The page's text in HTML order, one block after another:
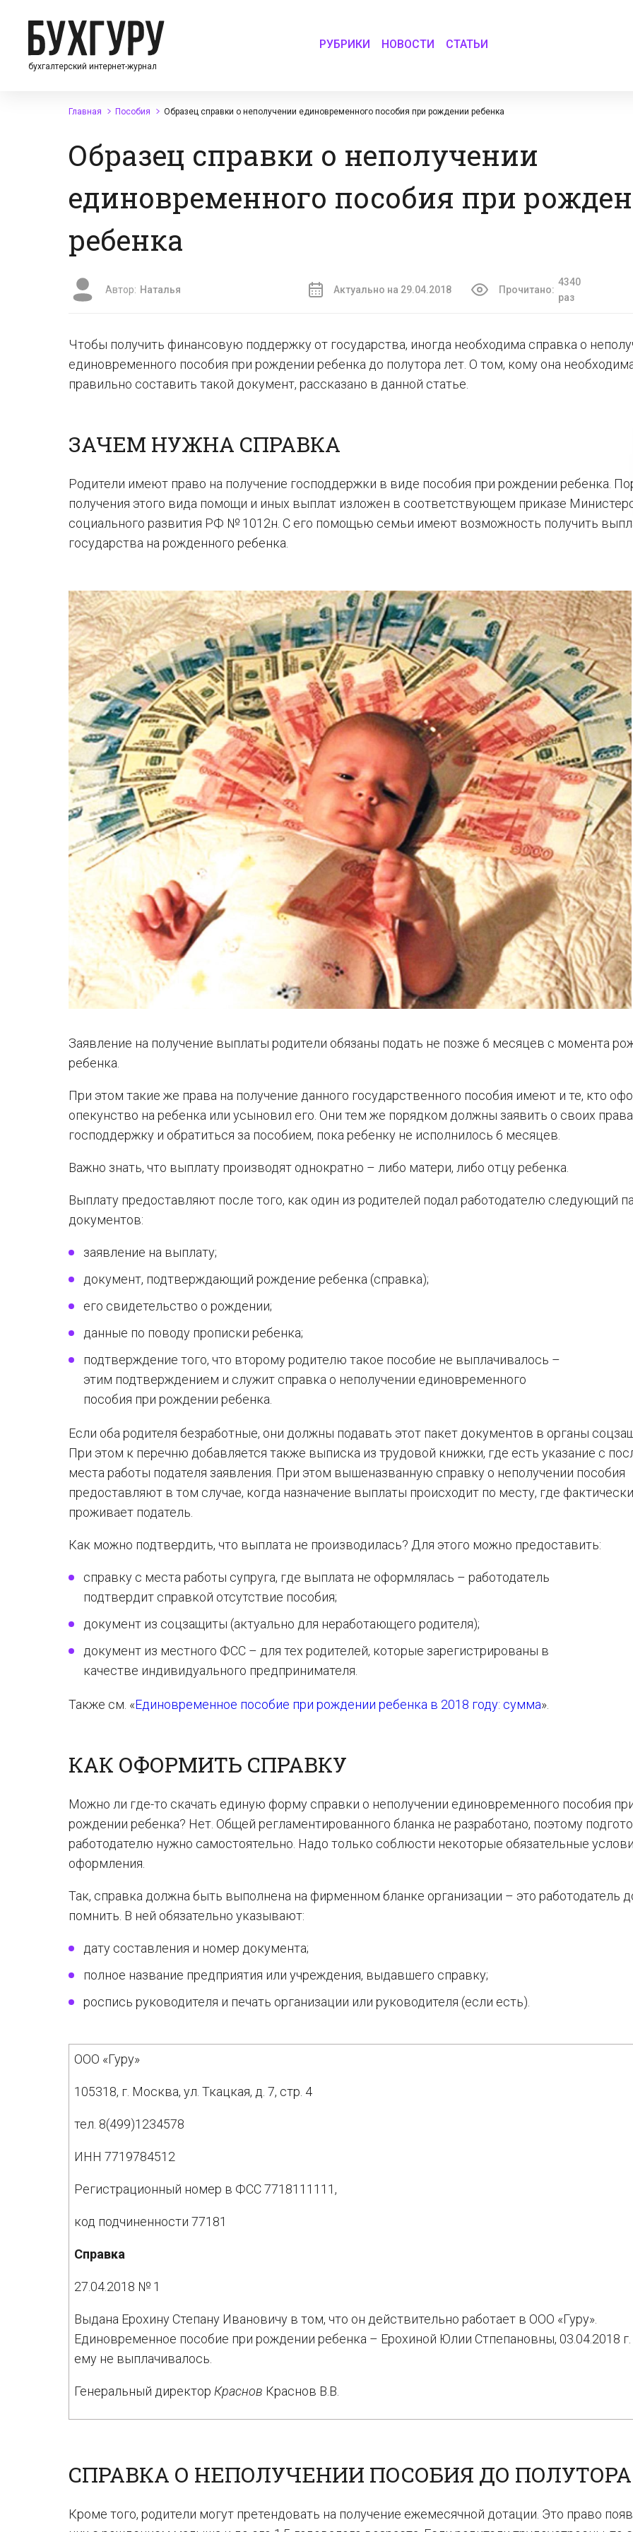
бухгалтерский интернет-журнал
РУБРИКИ НОВОСТИ СТАТЬИ
Главная Пособия Образец справки о неполучении единовременного пособия при рождении ребенка
Образец справки о неполучении
единовременного пособия при
ребенка
Автор: Наталья Актуально на 29.04.2018 Прочитано:
4340
раз
Чтобы получить финансовую поддержку от государства, иногда необходима справка о
единовременного пособия при рождении ребенка до полутора лет. О том, кому она
правильно составить такой документ, рассказано в данной статье.
ЗАЧЕМ НУЖНА СПРАВКА
Родители имеют право на получение господдержки в виде пособия при рождении ребенка.
получения этого вида помощи и иных выплат изложен в соответствующем приказе
социального развития РФ № 1012н. С его помощью семьи имеют возможность получить
государства на рожденного ребенка.
Заявление на получение выплаты родители обязаны подать не позже 6 месяцев с момента
ребенка.
При этом такие же права на получение данного государственного пособия имеют и те, кто
опекунство на ребенка или усыновил его. Они тем же порядком должны заявить о своих
господдержку и обратиться за пособием, пока ребенку не исполнилось 6 месяцев.
Важно знать, что выплату производят однократно – либо матери, либо отцу ребенка.
Выплату предоставляют после того, как один из родителей подал работодателю следующий
документов:
заявление на выплату;
документ, подтверждающий рождение ребенка (справка);
его свидетельство о рождении;
данные по поводу прописки ребенка;
подтверждение того, что второму родителю такое пособие не выплачивалось –
этим подтверждением и служит справка о неполучении единовременного
пособия при рождении ребенка.
Если оба родителя безработные, они должны подавать этот пакет документов в органы
При этом к перечню добавляется также выписка из трудовой книжки, где есть указание с
места работы подателя заявления. При этом вышеназванную справку о неполучении пособия
предоставляют в том случае, когда назначение выплаты происходит по месту, где фактически
проживает податель.
Как можно подтвердить, что выплата не производилась? Для этого можно предоставить:
справку с места работы супруга, где выплата не оформлялась – работодатель
подтвердит справкой отсутствие пособия;
документ из соцзащиты (актуально для неработающего родителя);
документ из местного ФСС – для тех родителей, которые зарегистрированы в
качестве индивидуального предпринимателя.
Также см. «Единовременное пособие при рождении ребенка в 2018 году: сумма».
КАК ОФОРМИТЬ СПРАВКУ
Можно ли где-то скачать единую форму справки о неполучении единовременного пособия
рождении ребенка? Нет. Общей регламентированного бланка не разработано, поэтому
работодателю нужно самостоятельно. Надо только соблюсти некоторые обязательные
оформления.
Так, справка должна быть выполнена на фирменном бланке организации – это работодатель
помнить. В ней обязательно указывают:
дату составления и номер документа;
полное название предприятия или учреждения, выдавшего справку;
роспись руководителя и печать организации или руководителя (если есть).
ООО «Гуру»
105318, г. Москва, ул. Ткацкая, д. 7, стр. 4
тел. 8(499)1234578
ИНН 7719784512
Регистрационный номер в ФСС 7718111111,
код подчиненности 77181
Справка
27.04.2018 № 1
Выдана Ерохину Степану Ивановичу в том, что он действительно работает в ООО «Гуру».
Единовременное пособие при рождении ребенка – Ерохиной Юлии Стпепановны, 03.04.2018 г.
ему не выплачивалось.
Генеральный директор Краснов Краснов В.В.
СПРАВКА О НЕПОЛУЧЕНИИ ПОСОБИЯ ДО
Кроме того, родители могут претендовать на получение ежемесячной дотации. Это право